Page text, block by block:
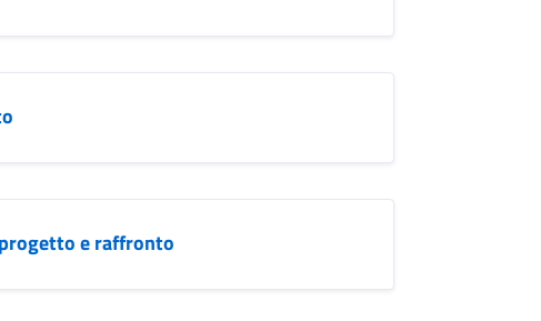
e raffronto